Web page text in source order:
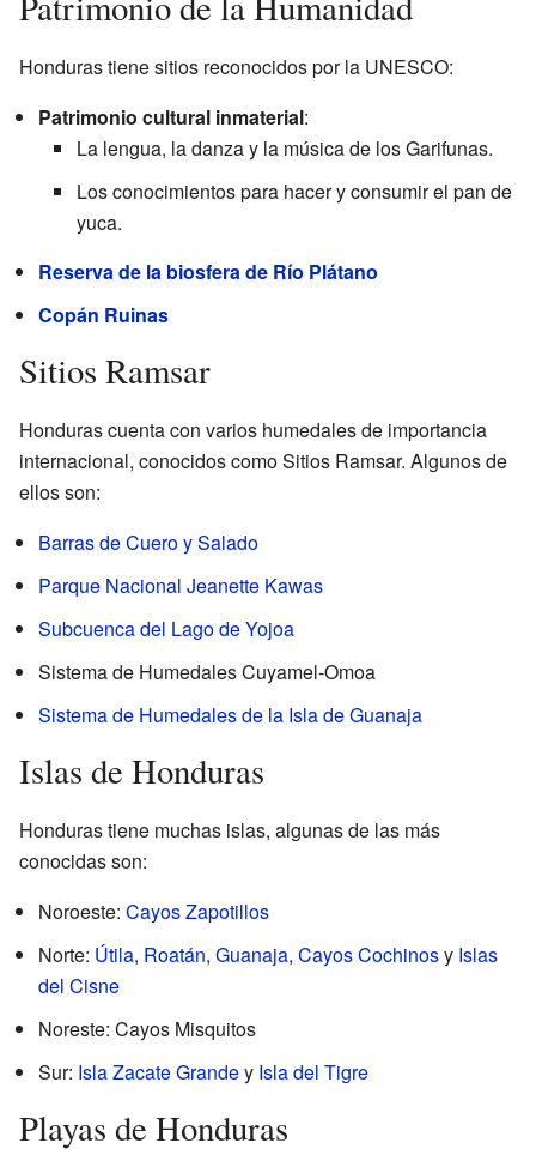
Honduras tiene sitios reconocidos por la UNESCO:
Patrimonio cultural inmaterial:
La lengua, la danza y la música de los Garifunas.
Los conocimientos para hacer y consumir el pan de
yuca.
Reserva de la biosfera de Río Plátano
Copán Ruinas
Sitios Ramsar
Honduras cuenta con varios humedales de importancia
internacional, conocidos como Sitios Ramsar. Algunos de
ellos son:
Barras de Cuero y Salado
Parque Nacional Jeanette Kawas
Subcuenca del Lago de Yojoa
Sistema de Humedales Cuyamel-Omoa
Sistema de Humedales de la Isla de Guanaja
Islas de Honduras
Honduras tiene muchas islas, algunas de las más
conocidas son:
Noroeste: Cayos Zapotillos
Norte: Útila, Roatán, Guanaja, Cayos Cochinosy Islas
del Cisne
Noreste: Cayos Misquitos
Sur: Isla Zacate Grandey Isla del Tigre
Playas de Honduras